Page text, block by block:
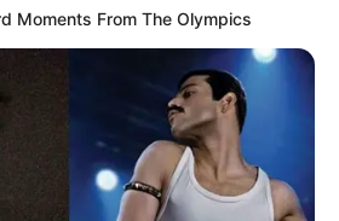
10 Ide
Moments From The Olympics